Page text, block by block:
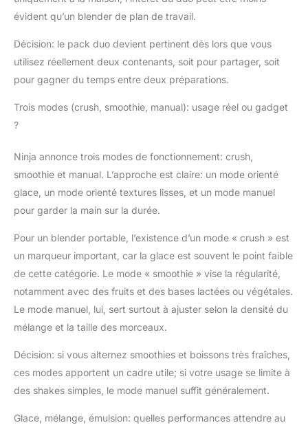
poignée de transport et
de remplissage max.
RECHARGEABLE
LONGUE DURÉE : une
permet de faire 25
vos déplacements
INCLUT : base moteur
mixage avec lames
intégrées, couvercle
chargement et guide
de recettes. H : 30 cm
x L : 9 cm x P : 11,5 cm.
Poids : 1,3 kg. Couleur :
évident qu’un blender de plan de travail.
Décision: le pack duo devient pertinent dès lors que vous
utilisez réellement deux contenants, soit pour partager, soit
pour gagner du temps entre deux préparations.
Trois modes (crush, smoothie, manual): usage réel ou gadget
?
Ninja annonce trois modes de fonctionnement: crush,
smoothie et manual. L’approche est claire: un mode orienté
glace, un mode orienté textures lisses, et un mode manuel
pour garder la main sur la durée.
Pour un blender portable, l’existence d’un mode « crush » est
un marqueur important, car la glace est souvent le point faible
de cette catégorie. Le mode « smoothie » vise la régularité,
notamment avec des fruits et des bases lactées ou végétales.
Le mode manuel, lui, sert surtout à ajuster selon la densité du
mélange et la taille des morceaux.
Décision: si vous alternez smoothies et boissons très fraîches,
ces modes apportent un cadre utile; si votre usage se limite à
des shakes simples, le mode manuel suffit généralement.
Glace, mélange, émulsion: quelles performances attendre au